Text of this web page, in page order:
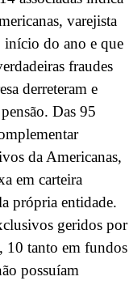
varejista
início do ano e que
fraudes
derreteram e
Das 95
da Americanas,
em carteira
própria entidade.
geridos por
10 tanto em fundos
possuíam